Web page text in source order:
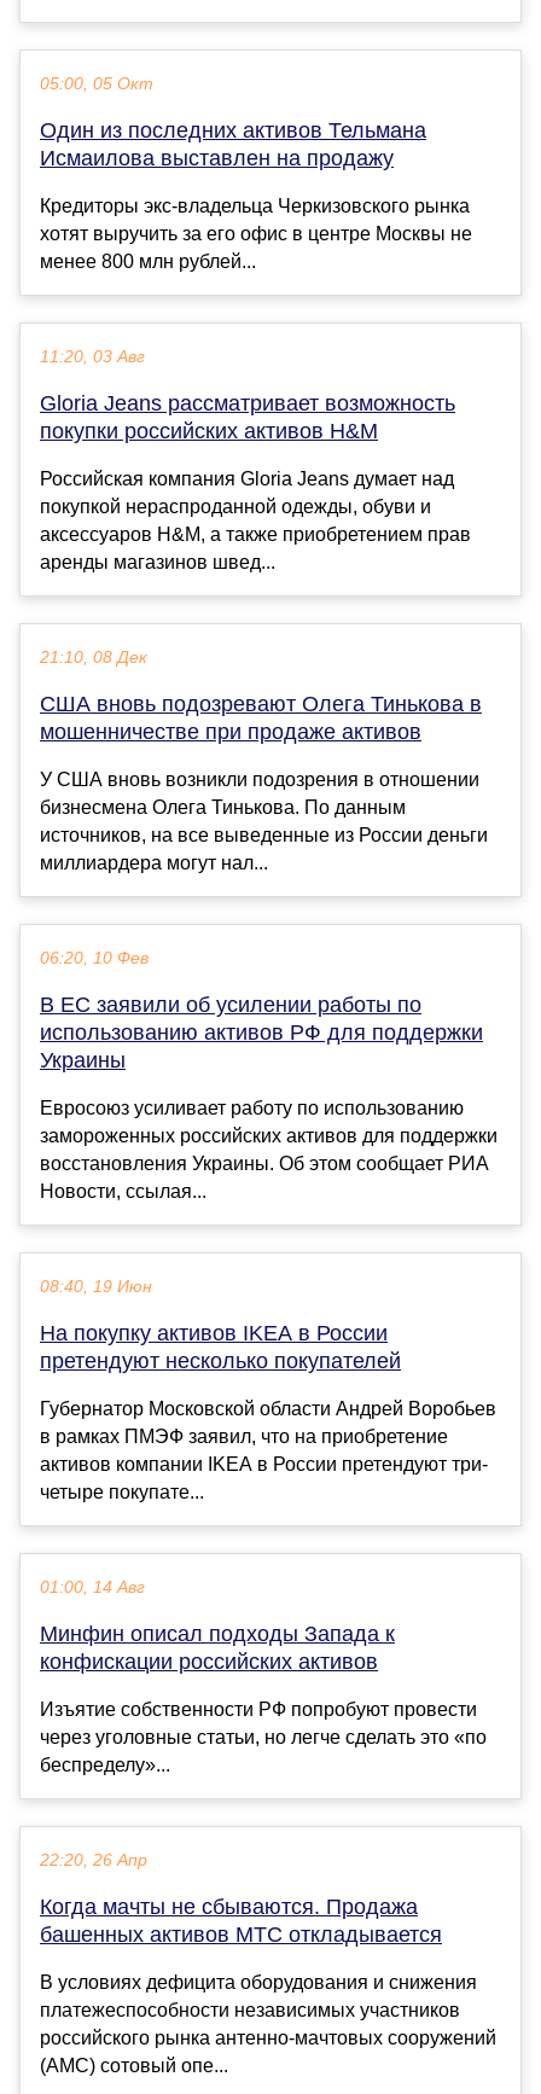
05:00, 05 Окт
Один из последних активов Тельмана
Исмаилова выставлен на продажу
Кредиторы экс-владельца Черкизовского рынка
хотят выручить за его офис в центре Москвы не
менее 800 млн рублей...
11:20, 03 Авг
Gloria Jeans рассматривает возможность
покупки российских активов H&M
Российская компания Gloria Jeans думает над
покупкой нераспроданной одежды, обуви и
аксессуаров H&M, а также приобретением прав
аренды магазинов швед...
21:10, 08 Дек
США вновь подозревают Олега Тинькова в
мошенничестве при продаже активов
У США вновь возникли подозрения в отношении
бизнесмена Олега Тинькова. По данным
источников, на все выведенные из России деньги
миллиардера могут нал...
06:20, 10 Фев
В ЕС заявили об усилении работы по
использованию активов РФ для поддержки
Украины
Евросоюз усиливает работу по использованию
замороженных российских активов для поддержки
восстановления Украины. Об этом сообщает РИА
Новости, ссылая...
08:40, 19 Июн
На покупку активов IKEA в России
претендуют несколько покупателей
Губернатор Московской области Андрей Воробьев
в рамках ПМЭФ заявил, что на приобретение
активов компании IKEA в России претендуют три-
четыре покупате...
01:00, 14 Авг
Минфин описал подходы Запада к
конфискации российских активов
Изъятие собственности РФ попробуют провести
через уголовные статьи, но легче сделать это «по
беспределу»...
22:20, 26 Апр
Когда мачты не сбываются. Продажа
башенных активов МТС откладывается
В условиях дефицита оборудования и снижения
платежеспособности независимых участников
российского рынка антенно-мачтовых сооружений
(АМС) сотовый опе...